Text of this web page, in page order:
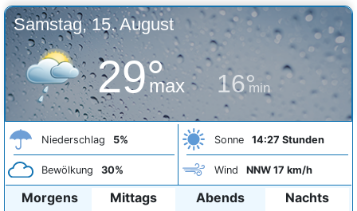
Samstag, 15. August
29°
max 16°
min
Niederschlag 5%
Bewölkung 30%
Sonne 14:27 Stunden
Wind NNW 17 km/h
Morgens Mittags Abends Nachts